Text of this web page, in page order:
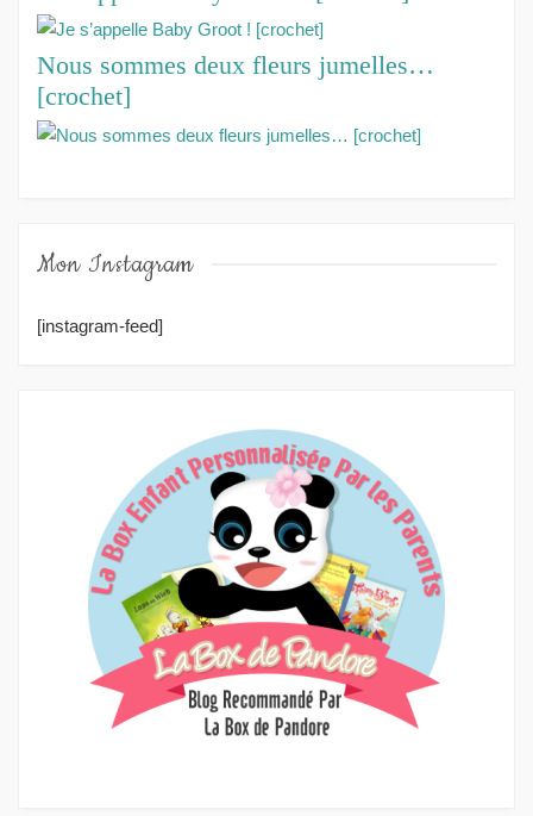
Nous sommes deux fleurs jumelles…
[crochet]
Mon Instagram
[instagram-feed]